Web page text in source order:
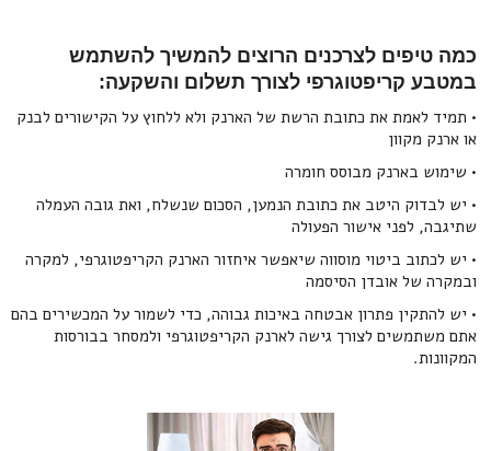
כמה טיפים לצרכנים הרוצים להמשיך להשתמש
במטבע קריפטוגרפי לצורך תשלום והשקעה:
• תמיד לאמת את כתובת הרשת של הארנק ולא ללחוץ על הקישורים לבנק
או ארנק מקוון
• שימוש בארנק מבוסס חומרה
• יש לבדוק היטב את כתובת הנמען, הסכום שנשלח, ואת גובה העמלה
שתיגבה, לפני אישור הפעולה
• יש לכתוב ביטוי מוסווה שיאפשר איחזור הארנק הקריפטוגרפי, למקרה
ובמקרה של אובדן הסיסמה
• יש להתקין פתרון אבטחה באיכות גבוהה, כדי לשמור על המכשירים בהם
אתם משתמשים לצורך גישה לארנק הקריפטוגרפי ולמסחר בבורסות
המקוונות.